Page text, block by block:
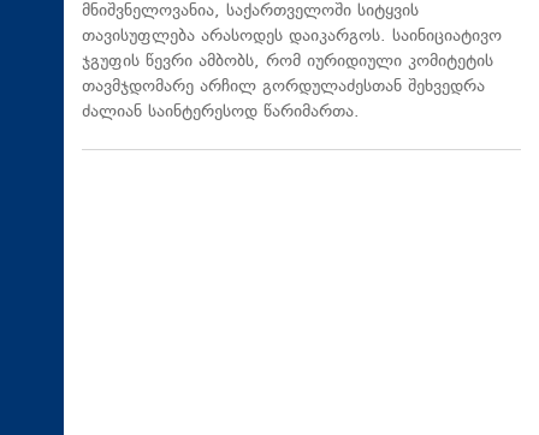
მნიშვნელოვანია, საქართველოში სიტყვის
თავისუფლება არასოდეს დაიკარგოს. საინიციატივო
ჯგუფის წევრი ამბობს, რომ იურიდიული კომიტეტის
თავმჯდომარე არჩილ გორდულაძესთან შეხვედრა
ძალიან საინტერესოდ წარიმართა.